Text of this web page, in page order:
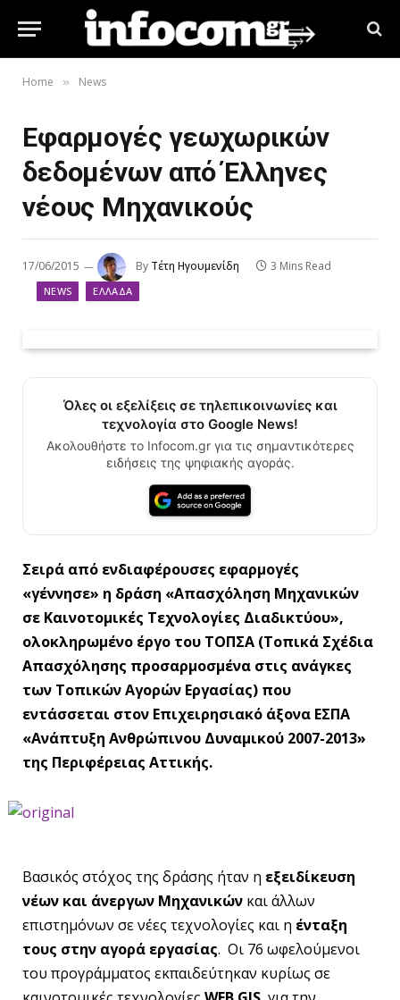
Home » News
Εφαρμογές γεωχωρικών
δεδομένων από Έλληνες
νέους Μηχανικούς
17/06/2015 By Τέτη Ηγουμενίδη 3 Mins Read
NEWS ΕΛΛΆΔΑ
Όλες οι εξελίξεις σε τηλεπικοινωνίες και
τεχνολογία στο Google News!
Ακολουθήστε το Infocom.gr για τις σημαντικότερες
ειδήσεις της ψηφιακής αγοράς.
Σειρά από ενδιαφέρουσες εφαρμογές
«γέννησε» η δράση «Απασχόληση Μηχανικών
σε Καινοτομικές Τεχνολογίες Διαδικτύου»,
ολοκληρωμένο έργο του ΤΟΠΣΑ (Τοπικά Σχέδια
Απασχόλησης προσαρμοσμένα στις ανάγκες
των Τοπικών Αγορών Εργασίας) που
εντάσσεται στον Επιχειρησιακό άξονα ΕΣΠΑ
«Ανάπτυξη Ανθρώπινου Δυναμικού 2007-2013»
της Περιφέρειας Αττικής.
Βασικός στόχος της δράσης ήταν η εξειδίκευση
νέων και άνεργων Μηχανικών και άλλων
επιστημόνων σε νέες τεχνολογίες και η ένταξη
τους στην αγορά εργασίας. Οι 76 ωφελούμενοι
του προγράμματος εκπαιδεύτηκαν κυρίως σε